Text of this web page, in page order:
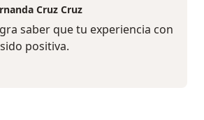
Cruz Cruz
saber que tu experiencia con
positiva.